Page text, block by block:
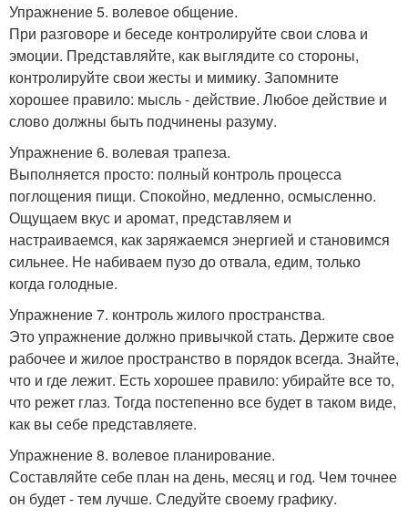
Упражнение 5. волевое общение.
При разговоре и беседе контролируйте свои слова и
эмоции. Представляйте, как выглядите со стороны,
контролируйте свои жесты и мимику. Запомните
хорошее правило: мысль - действие. Любое действие и
слово должны быть подчинены разуму.
Упражнение 6. волевая трапеза.
Выполняется просто: полный контроль процесса
поглощения пищи. Спокойно, медленно, осмысленно.
Ощущаем вкус и аромат, представляем и
настраиваемся, как заряжаемся энергией и становимся
сильнее. Не набиваем пузо до отвала, едим, только
когда голодные.
Упражнение 7. контроль жилого пространства.
Это упражнение должно привычкой стать. Держите свое
рабочее и жилое пространство в порядок всегда. Знайте,
что и где лежит. Есть хорошее правило: убирайте все то,
что режет глаз. Тогда постепенно все будет в таком виде,
как вы себе представляете.
Упражнение 8. волевое планирование.
Составляйте себе план на день, месяц и год. Чем точнее
он будет - тем лучше. Следуйте своему графику.